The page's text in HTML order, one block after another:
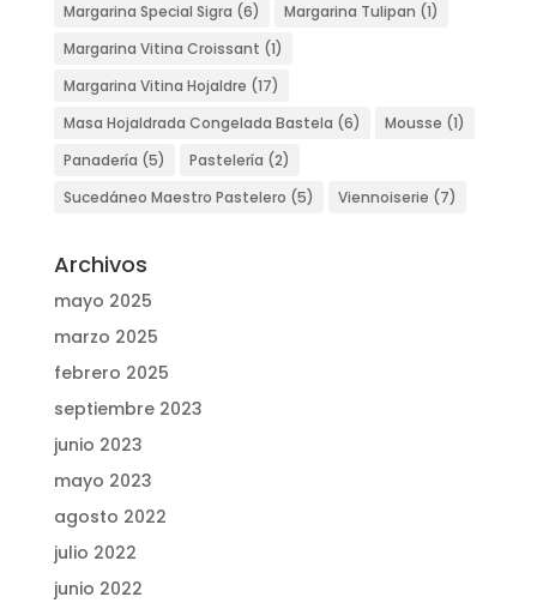
Margarina Special Sigra (6) Margarina Tulipan (1)
Margarina Vitina Croissant (1)
Margarina Vitina Hojaldre (17)
Masa Hojaldrada Congelada Bastela (6) Mousse (1)
Panadería (5) Pastelería (2)
Sucedáneo Maestro Pastelero (5) Viennoiserie (7)
Archivos
mayo 2025
marzo 2025
febrero 2025
septiembre 2023
junio 2023
mayo 2023
agosto 2022
julio 2022
junio 2022